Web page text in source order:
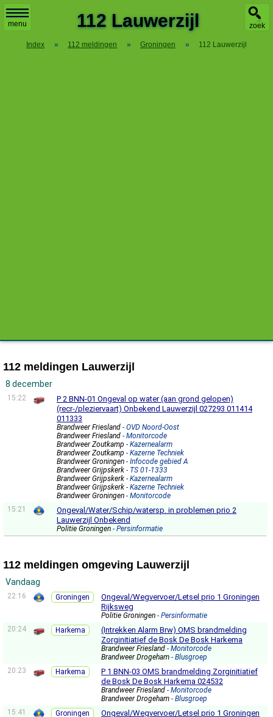
menu zoek
112 Lauwerzijl
Index » 112 meldingen » Groningen » 112 Lauwerzijl
112 meldingen Lauwerzijl
8 december
15:22
P 2 BNN-01 Ongeval op water (aan grond gelopen)
(recr-/pleziervaart) Onbekend Lauwerzijl 027293 011414
011333
Brandweer Friesland - OVD Noord-Oost
Brandweer Friesland - Monitorcode
Brandweer Zoutkamp - Kazernealarm
Brandweer Zoutkamp - Kazerne Techniek
Brandweer Groningen - Infocode gebied A
Brandweer Grijpskerk - TS 01-1333
Brandweer Grijpskerk - Kazernealarm
Brandweer Grijpskerk - Kazerne Techniek
Brandweer Groningen - Monitorcode
15:21
Ongeval/Water/Schip/watersp. in problemen prio 2
Lauwerzijl Onbekend
Politie Groningen - Persinformatie
112 meldingen omgeving Lauwerzijl
Vandaag
22:16 Groningen
Ongeval/Wegvervoer/Letsel prio 1 Groningen
Rijksweg
Politie Groningen - Persinformatie
20:24
Harkema
(Intrekken Alarm Brw) OMS brandmelding
Zorginitiatief de Bosk De Bosk Harkema
Brandweer Friesland - Monitorcode
Brandweer Drogeham - Blusgroep
20:23
Harkema
P 1 BNN-03 OMS brandmelding Zorginitiatief
de Bosk De Bosk Harkema 024532
Brandweer Friesland - Monitorcode
Brandweer Drogeham - Blusgroep
15:41
Groningen
Ongeval/Wegvervoer/Letsel prio 1 Groningen